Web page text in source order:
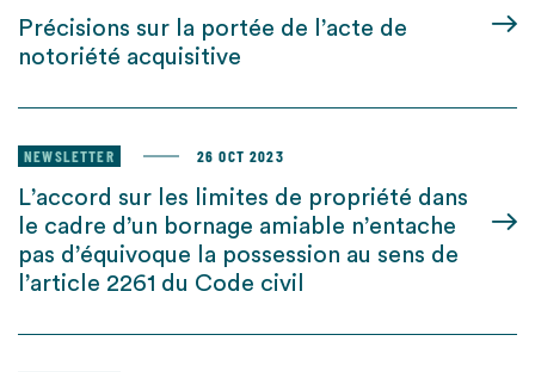
Précisions sur la portée de l’acte de
notoriété acquisitive
NEWSLETTER 26 OCT 2023
L’accord sur les limites de propriété dans
le cadre d’un bornage amiable n’entache
pas d’équivoque la possession au sens de
l’article 2261 du Code civil